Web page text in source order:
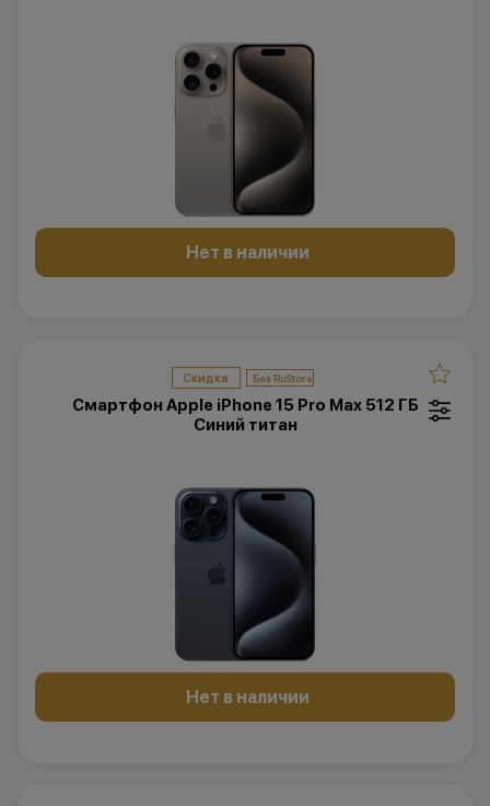
Нет в наличии
Скидка
Смартфон Apple iPhone 15 Pro Max 512 ГБ
Синий титан
Нет в наличии